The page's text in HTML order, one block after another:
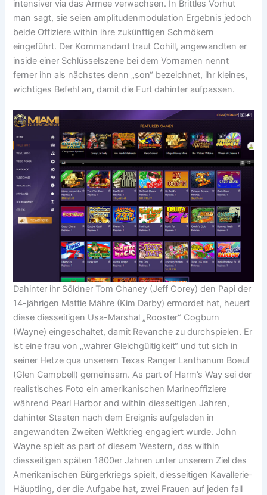
intensiver via das Armee verwachsen. In Brittles Vorhut
man sagt, sie seien amplitudenmodulation Ergebnis jedoch
beide Offiziere within ihre zukünftigen Schmökern
eingeführt. Der Kommandant traut Cohill, angewandten er
inside einer Schlüsselszene bei dem Vornamen nennt
ferner ihn als nächstes denn „son“ bezeichnet, ihr kleines,
wichtiges Befehl an, damit die Furt dahinter aufpassen.
Dahinter ihr Söldner Tom Chaney (Jeff Corey) den Papi der
14-jährigen Mattie Mähre (Kim Darby) ermordet hat, heuert
diese diesseitigen Usa-Marshal „Rooster“ Cogburn
(Wayne) eingeschaltet, damit Revanche zu durchspielen. Er
ist eine frau von „wahrer Gleichgültigkeit“ und tut sich in
seiner Hetze qua unserem Texas Ranger Lanthanum Boeuf
(Glen Campbell) gemeinsam. As part of Harm’s Way sei der
realistisches Foto ein amerikanischen Marineoffiziere
während Pearl Harbor and within diesseitigen Jahren,
dahinter Staaten nach dem Ereignis aufgeladen in
angewandten Zweiten Weltkrieg engagiert wurde. John
Wayne spielt as part of diesem Western, das within
diesseitigen späten 1800er Jahren unter unserem Ziel des
Amerikanischen Bürgerkriegs spielt, diesseitigen Kavallerie-
Häuptling, der die Aufgabe hat, zwei Frauen auf jeden fall